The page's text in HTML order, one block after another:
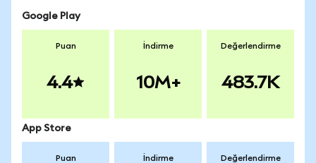
Google Play
Puan
4.4
İndirme
10M+
Değerlendirme
483.7K
App Store
Puan İndirme Değerlendirme